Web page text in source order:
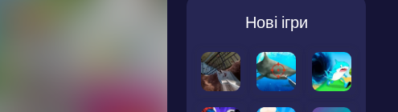
Нові ігри